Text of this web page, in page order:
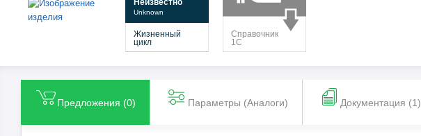
Предложения (0) Параметры (Aналоги) Документация (1)